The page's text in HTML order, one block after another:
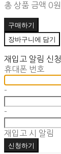
총 상품 금액 0원
구매하기
장바구니에 담기
재입고 알림 신청
휴대폰 번호
-
-
재입고 시 알림
신청하기